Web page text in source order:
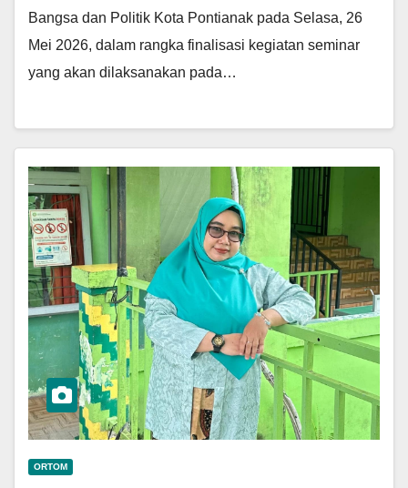
Bangsa dan Politik Kota Pontianak pada Selasa, 26
Mei 2026, dalam rangka finalisasi kegiatan seminar
yang akan dilaksanakan pada…
ORTOM